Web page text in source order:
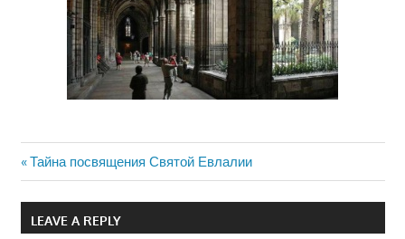
Навигация
по
Previous
Post:
Тайна посвящения Святой Евлалии
LEAVE A REPLY